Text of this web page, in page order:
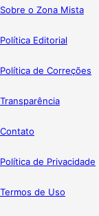
Sobre o Zona Mista
Política Editorial
Política de Correções
Transparência
Contato
Política de Privacidade
Termos de Uso